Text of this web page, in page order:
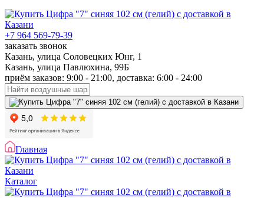
+7 964 569-79-39
заказать звонок
Казань, улица Соловецких Юнг, 1
Казань, улица Павлюхина, 99Б
приём заказов: 9:00 - 21:00, доставка: 6:00 - 24:00
Главная
Каталог